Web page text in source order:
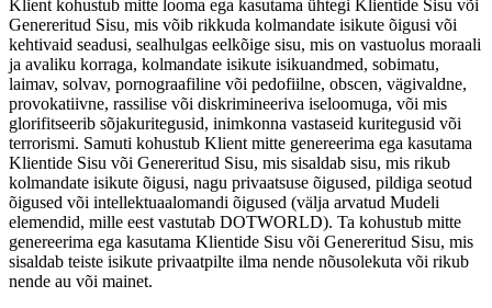
Klient kohustub mitte looma ega kasutama ühtegi Klientide Sisu või
Genereritud Sisu, mis võib rikkuda kolmandate isikute õigusi või
kehtivaid seadusi, sealhulgas eelkõige sisu, mis on vastuolus moraali
ja avaliku korraga, kolmandate isikute isikuandmed, sobimatu,
laimav, solvav, pornograafiline või pedofiilne, obscen, vägivaldne,
provokatiivne, rassilise või diskrimineeriva iseloomuga, või mis
glorifitseerib sõjakuritegusid, inimkonna vastaseid kuritegusid või
terrorismi. Samuti kohustub Klient mitte genereerima ega kasutama
Klientide Sisu või Genereritud Sisu, mis sisaldab sisu, mis rikub
kolmandate isikute õigusi, nagu privaatsuse õigused, pildiga seotud
õigused või intellektuaalomandi õigused (välja arvatud Mudeli
elemendid, mille eest vastutab DOTWORLD). Ta kohustub mitte
genereerima ega kasutama Klientide Sisu või Genereritud Sisu, mis
sisaldab teiste isikute privaatpilte ilma nende nõusolekuta või rikub
nende au või mainet.